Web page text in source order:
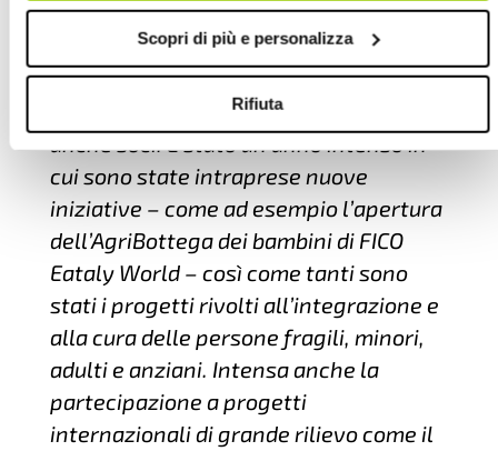
Scopri di più e personalizza
Rifiuta
Ennesima conferma di un buon operato.
La Cooperativa continua a crescere
grazie al prezioso contributo di tutti i
lavoratori, di cui la maggior parte sono
anche soci. È stato un anno intenso in
cui sono state intraprese nuove
iniziative – come ad esempio l’apertura
dell’AgriBottega dei bambini di FICO
Eataly World – così come tanti sono
stati i progetti rivolti all’integrazione e
alla cura delle persone fragili, minori,
adulti e anziani. Intensa anche la
partecipazione a progetti
internazionali di grande rilievo come il